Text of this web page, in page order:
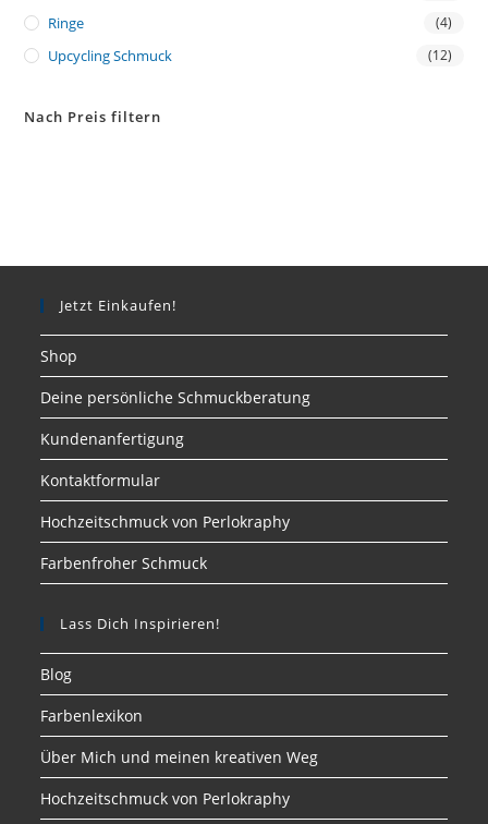
Ringe (4)
Upcycling Schmuck (12)
Nach Preis filtern
Jetzt Einkaufen!
Shop
Deine persönliche Schmuckberatung
Kundenanfertigung
Kontaktformular
Hochzeitschmuck von Perlokraphy
Farbenfroher Schmuck
Lass Dich Inspirieren!
Blog
Farbenlexikon
Über Mich und meinen kreativen Weg
Hochzeitschmuck von Perlokraphy